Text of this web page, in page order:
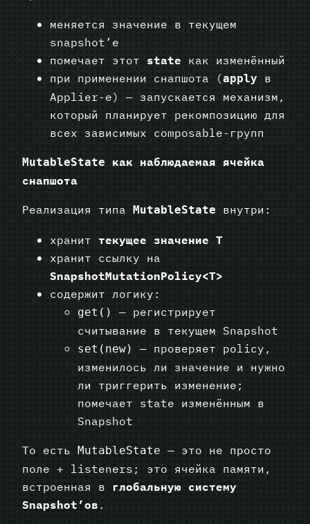
меняется значение в текущем
snapshot’е
помечает этот state как изменённый
при применении снапшота (apply
в
Applier-е) — запускается механизм,
который планирует рекомпозицию для
всех зависимых composable-групп
MutableState
как наблюдаемая ячейка
снапшота
Реализация типа MutableState внутри:
хранит текущее значение T
хранит ссылку на
SnapshotMutationPolicy<T>
содержит логику:
get()
— регистрирует
считывание в текущем Snapshot
set(new)
— проверяет policy,
изменилось ли значение и нужно
ли триггерить изменение;
помечает state изменённым в
Snapshot
То есть MutableState — это не просто
поле + listeners; это ячейка памяти,
встроенная в глобальную систему
Snapshot’ов.